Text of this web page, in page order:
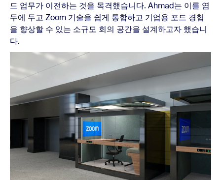
드 업무가 이전하는 것을 목격했습니다. Ahmad는 이를 염
두에 두고 Zoom 기술을 쉽게 통합하고 기업용 포드 경험
을 향상할 수 있는 소규모 회의 공간을 설계하고자 했습니
다.